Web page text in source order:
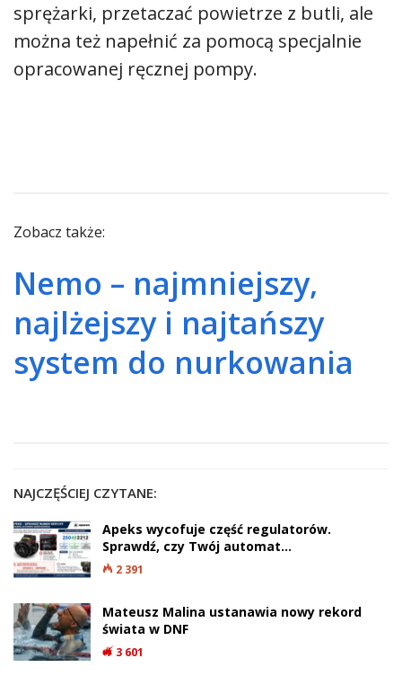
sprężarki, przetaczać powietrze z butli, ale
można też napełnić za pomocą specjalnie
opracowanej ręcznej pompy.
Zobacz także:
Nemo – najmniejszy,
najlżejszy i najtańszy
system do nurkowania
NAJCZĘŚCIEJ CZYTANE:
Apeks wycofuje część regulatorów.
Sprawdź, czy Twój automat…
2 391
Mateusz Malina ustanawia nowy rekord
świata w DNF
3 601